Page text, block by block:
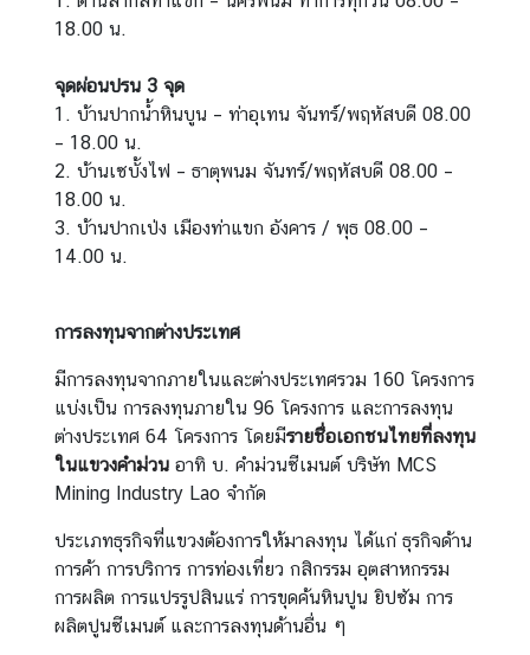
ก
ร
เ
ลื
อ
ก
ตั้
ง
อ
ร
า
ช
อ
า
ณ
า
จั
ก
ร
18.00 น.
จุดผ่อนปรน 3 จุด
1. บ้านปากน้ำหินบูน – ท่าอุเทน จันทร์/พฤหัสบดี 08.00
– 18.00 น.
2. บ้านเซบั้งไฟ – ธาตุพนม จันทร์/พฤหัสบดี 08.00 –
18.00 น.
3. บ้านปากเป่ง เมืองท่าแขก อังคาร / พุธ 08.00 –
14.00 น.
การลงทุนจากต่างประเทศ
มีการลงทุนจากภายในและต่างประเทศรวม 160 โครงการ
แบ่งเป็น การลงทุนภายใน 96 โครงการ และการลงทุน
ต่างประเทศ 64 โครงการ โดยมีรายชื่อเอกชนไทยที่ลงทุน
ในแขวงคำม่วน อาทิ บ. คำม่วนซีเมนต์ บริษัท MCS
Mining Industry Lao จำกัด
ประเภทธุรกิจที่แขวงต้องการให้มาลงทุน ได้แก่ ธุรกิจด้าน
การค้า การบริการ การท่องเที่ยว กสิกรรม อุตสาหกรรม
การผลิต การแปรรูปสินแร่ การขุดค้นหินปูน ยิปซัม การ
ผลิตปูนซีเมนต์ และการลงทุนด้านอื่น ๆ